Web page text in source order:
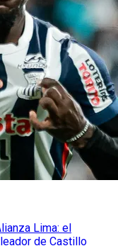
Lima: el
de Castillo